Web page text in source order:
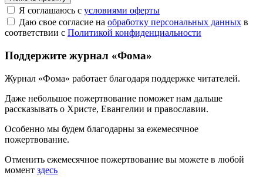
Я соглашаюсь с условиями оферты
Даю свое согласие на обработку персональных данных в
соответствии с Политикой конфиденциальности
Поддержите журнал «Фома»
Журнал «Фома» работает благодаря поддержке читателей.
Даже небольшое пожертвование поможет нам дальше
рассказывать о Христе, Евангелии и православии.
Особенно мы будем благодарны за ежемесячное
пожертвование.
Отменить ежемесячное пожертвование вы можете в любой
момент здесь